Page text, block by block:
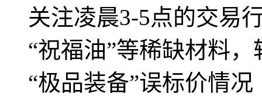
关注凌晨3-5点的交易
“祝福油”等稀缺材料
“极品装备”误标价情